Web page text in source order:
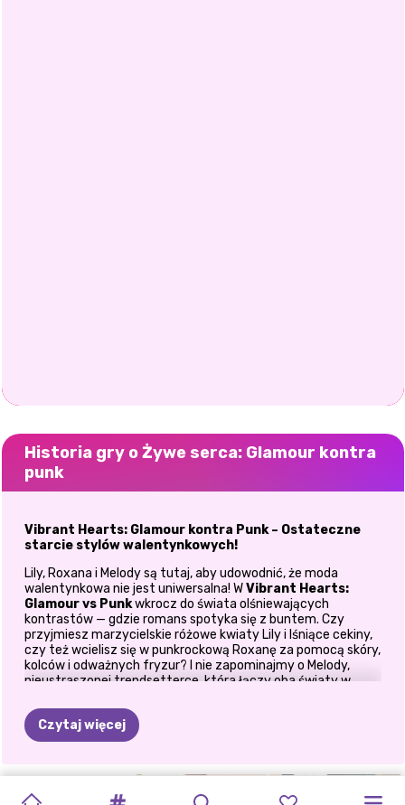
Historia gry o Żywe serca: Glamour kontra
punk
Vibrant Hearts: Glamour kontra Punk – Ostateczne
starcie stylów walentynkowych!
Lily, Roxana i Melody są tutaj, aby udowodnić, że moda
walentynkowa nie jest uniwersalna! WVibrant Hearts:
Glamour vs Punkwkrocz do świata olśniewających
kontrastów — gdzie romans spotyka się z buntem. Czy
przyjmiesz marzycielskie różowe kwiaty Lily i lśniące cekiny,
czy też wcielisz się w punkrockową Roxanę za pomocą skóry,
kolców i odważnych fryzur? I nie zapominajmy o Melody,
nieustraszonej trendsetterce, która łączy oba światy w
przebierankipozwala ci odkryć pełną przepychu elegancję i
odważną punkową modę, tworząc oszałamiające stylizacje
idealne na Walentynki. Niezależnie od tego, czy wolisz
pozwala ci mieszać, dopasowywać i dobierać dodatki, aby
Czytaj więcej
WALENTYNKOWE
WALENTYNKOWY
IMPREZA PROFIL POŚPIECH